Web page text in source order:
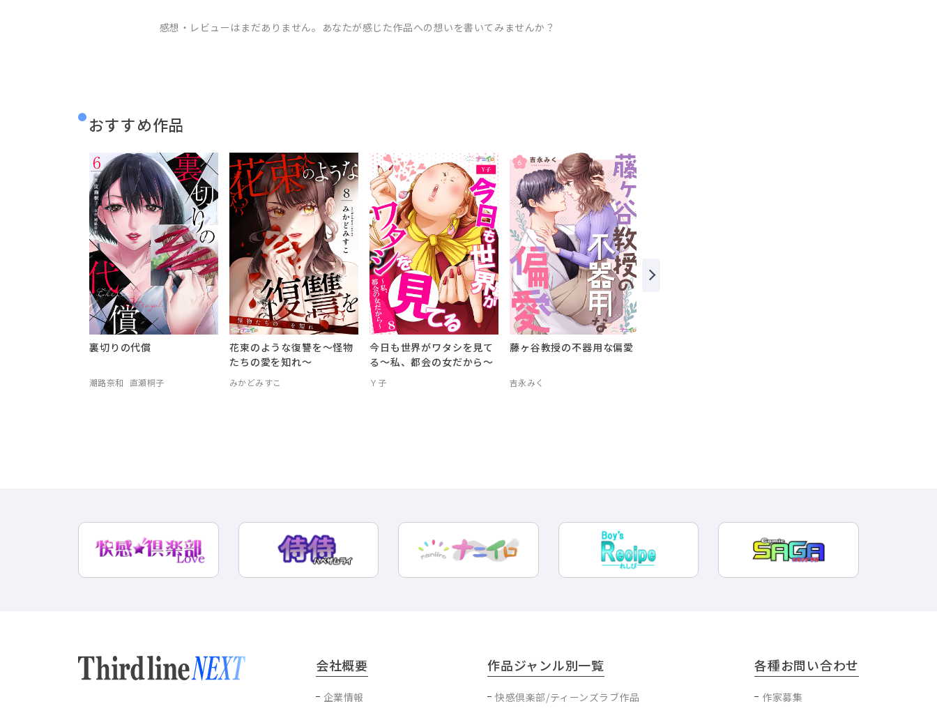
感想・レビューはまだありません。 あなたが感じた作品への想いを書いてみませんか？
おすすめ作品
裏切りの代償
潮路奈和 直瀬桐子
花束のような復讐を～怪物
たちの愛を知れ～
みかどみすこ
今日も世界がワタシを見て
る～私、都会の女だから～
Ｙ子
藤ヶ谷教授の不器用な偏愛
吉永みく
会社概要
企業情報
作品ジャンル別一覧
快感倶楽部/ティーンズラブ作品
各種お問い合わせ
作家募集